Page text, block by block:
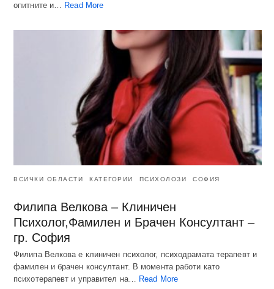
опитните и… Read More
ВСИЧКИ ОБЛАСТИ КАТЕГОРИИ ПСИХОЛОЗИ СОФИЯ
Филипа Велкова – Клиничен
Психолог,Фамилен и Брачен Консултант –
гр. София
Филипа Велкова е клиничен психолог, психодрамата терапевт и
фамилен и брачен консултант. В момента работи като
психотерапевт и управител на…
Read More